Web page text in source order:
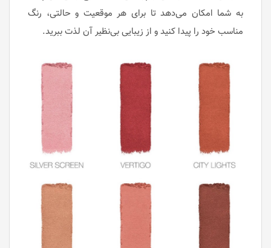
به شما امکان می‌دهد تا برای هر موقعیت و حالتی، رنگ
مناسب خود را پیدا کنید و از زیبایی بی‌نظیر آن لذت ببرید.